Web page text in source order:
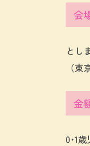
会
とし
（東
金
0･1